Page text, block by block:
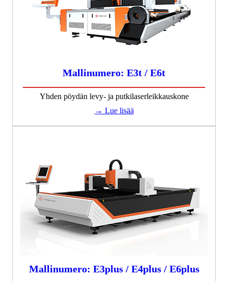
Mallinumero: E3t / E6t
Yhden pöydän levy- ja putkilaserleikkauskone
→ Lue lisää
Mallinumero: E3plus / E4plus / E6plus